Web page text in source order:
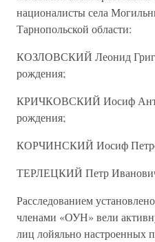
националисты села
Тарнопольской области:
КОЗЛОВСКИЙ Леонид
рождения;
КРИЧКОВСКИЙ Иосиф
рождения;
КОРЧИНСКИЙ Иосиф
ТЕРЛЕЦКИЙ Петр
Расследованием
членами «ОУН» вели
лиц лойяльно настроенных